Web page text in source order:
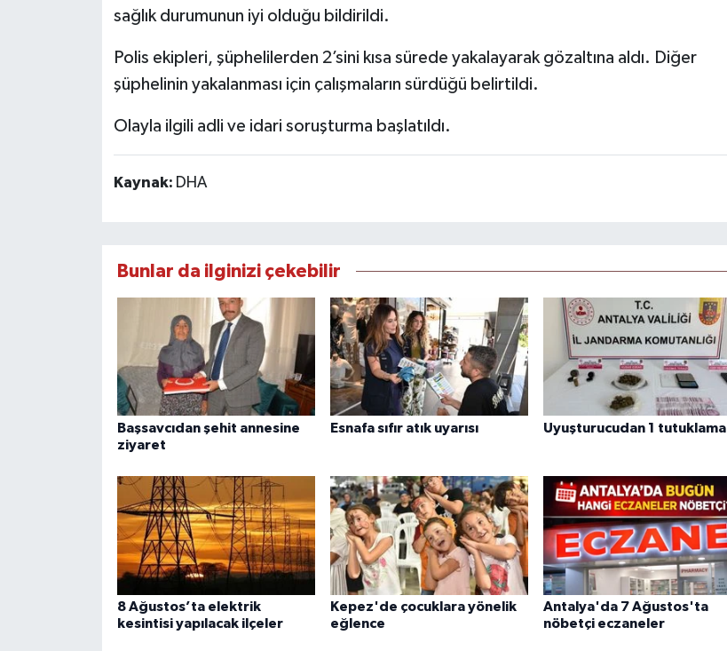
sağlık durumunun iyi olduğu bildirildi.
Polis ekipleri, şüphelilerden 2’sini kısa sürede yakalayarak gözaltına aldı. Diğer
şüphelinin yakalanması için çalışmaların sürdüğü belirtildi.
Olayla ilgili adli ve idari soruşturma başlatıldı.
Kaynak: DHA
Bunlar da ilginizi çekebilir
Başsavcıdan şehit annesine
ziyaret
Esnafa sıfır atık uyarısı Uyuşturucudan 1 tutuklama
8 Ağustos’ta elektrik
kesintisi yapılacak ilçeler
Kepez'de çocuklara yönelik
eğlence
Antalya'da 7 Ağustos'ta
nöbetçi eczaneler